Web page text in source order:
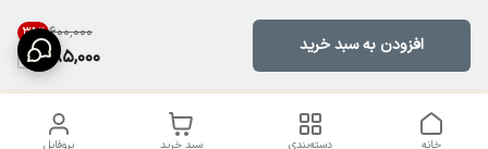
۶۰۰٬۰۰۰ 35%
385,000 افزودن به سبد خرید
پروفایل سبد خرید دسته‌بندی خانه